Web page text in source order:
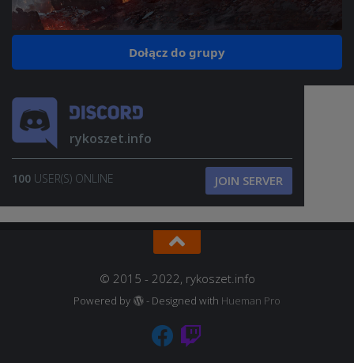
Dołącz do grupy
rykoszet.info
100 USER(S) ONLINE JOIN SERVER
© 2015 - 2022, rykoszet.info
Powered by - Designed with Hueman Pro